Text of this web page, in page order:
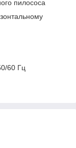
пилососа
60 Гц